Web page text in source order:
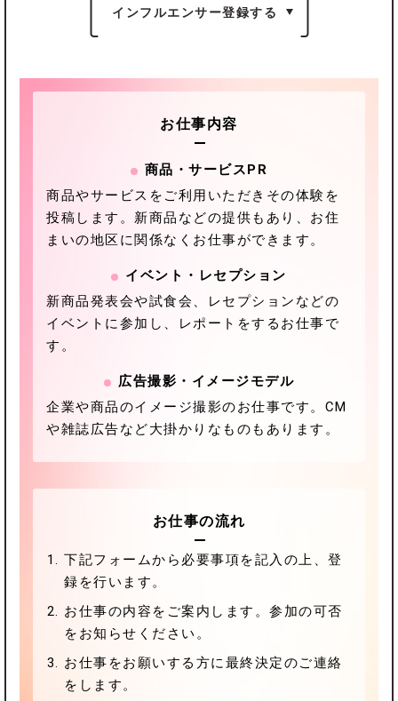
インフルエンサー登録する
お仕事内容
商品・サービスPR
商品やサービスをご利用いただきその体験を
投稿します。新商品などの提供もあり、お住
まいの地区に関係なくお仕事ができます。
イベント・レセプション
新商品発表会や試食会、レセプションなどの
イベントに参加し、レポートをするお仕事で
す。
広告撮影・イメージモデル
企業や商品のイメージ撮影のお仕事です。CM
や雑誌広告など大掛かりなものもあります。
お仕事の流れ
下記フォームから必要事項を記入の上、 登
録を行います。
お仕事の内容をご案内します。 参加の可否
をお知らせください。
お仕事をお願いする方に最終決定のご連絡
をします。